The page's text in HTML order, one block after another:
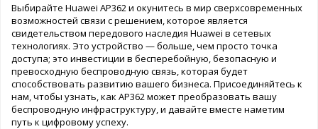
Выбирайте Huawei AP362 и окунитесь в мир сверхсовременных
возможностей связи с решением, которое является
свидетельством передового наследия Huawei в сетевых
технологиях. Это устройство — больше, чем просто точка
доступа; это инвестиции в бесперебойную, безопасную и
превосходную беспроводную связь, которая будет
способствовать развитию вашего бизнеса. Присоединяйтесь к
нам, чтобы узнать, как AP362 может преобразовать вашу
беспроводную инфраструктуру, и давайте вместе наметим
путь к цифровому успеху.